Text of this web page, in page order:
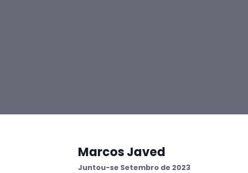
Marcos Javed
Juntou-se Setembro de 2023